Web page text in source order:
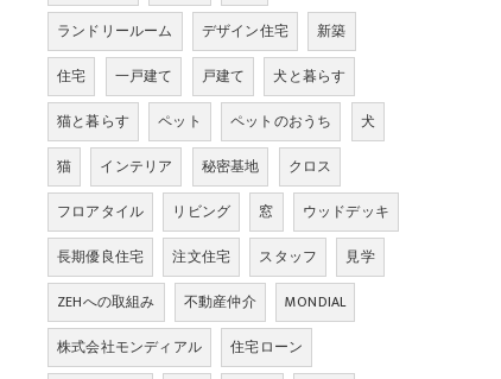
ランドリールーム
デザイン住宅
新築
住宅
一戸建て 戸建て
犬と暮らす
猫と暮らす
ペット ペットのおうち
犬
猫
インテリア 秘密基地
クロス
フロアタイル
リビング 窓
ウッドデッキ
長期優良住宅
注文住宅 スタッフ
見学
ZEHへの取組み
不動産仲介
MONDIAL
株式会社モンディアル
住宅ローン